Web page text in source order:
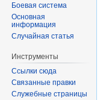
Боевая система
Основная
информация
Случайная статья
Инструменты
Ссылки сюда
Связанные правки
Служебные страницы